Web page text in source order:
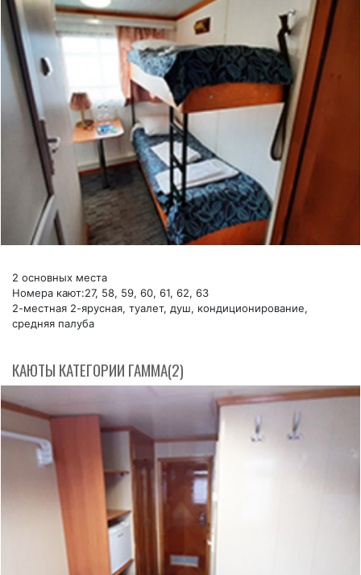
2 основных места
Номера кают:27, 58, 59, 60, 61, 62, 63
2-местная 2-ярусная, туалет, душ, кондиционирование,
средняя палуба
КАЮТЫ КАТЕГОРИИ ГАММА(2)